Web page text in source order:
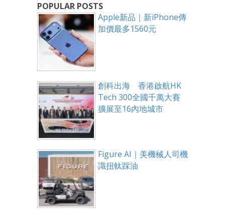
POPULAR POSTS
Apple新品｜新iPhone傳
加價最多1560元
創科出海 香港啟航HK
Tech 300全國千萬大賽
擴展至16內地城市
Figure AI｜美機械人司機
識扭軚踩油